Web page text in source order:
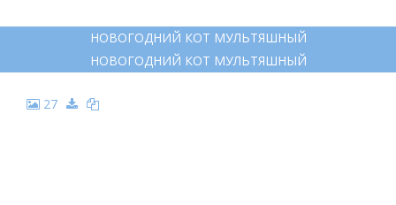
НОВОГОДНИЙ КОТ МУЛЬТЯШНЫЙ
НОВОГОДНИЙ КОТ МУЛЬТЯШНЫЙ
27